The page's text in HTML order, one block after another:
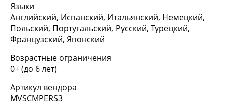
Языки
Английский, Испанский, Итальянский, Немецкий,
Польский, Португальский, Русский, Турецкий,
Французский, Японский
Возрастные ограничения
0+ (до 6 лет)
Артикул вендора
MVSCMPERS3